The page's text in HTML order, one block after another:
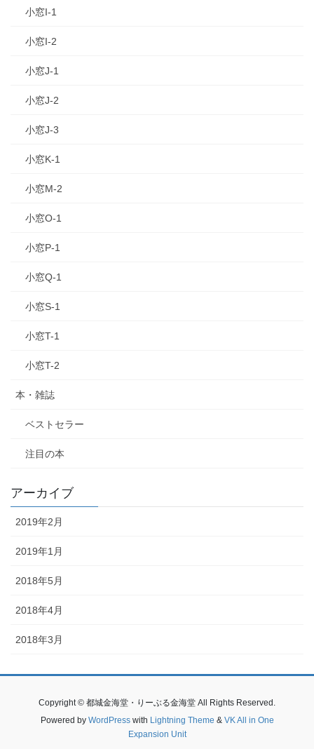
小窓I-1
小窓I-2
小窓J-1
小窓J-2
小窓J-3
小窓K-1
小窓M-2
小窓O-1
小窓P-1
小窓Q-1
小窓S-1
小窓T-1
小窓T-2
本・雑誌
ベストセラー
注目の本
アーカイブ
2019年2月
2019年1月
2018年5月
2018年4月
2018年3月
Copyright © 都城金海堂・りーぶる金海堂 All Rights Reserved.
Powered by WordPresswith Lightning Theme & VK All in One
Expansion Unit